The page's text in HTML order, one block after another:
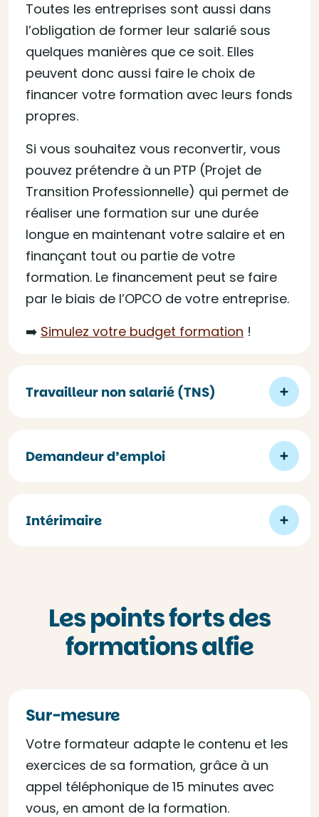
Toutes les entreprises sont aussi dans
l’obligation de former leur salarié sous
quelques manières que ce soit. Elles
peuvent donc aussi faire le choix de
financer votre formation avec leurs fonds
propres.
Si vous souhaitez vous reconvertir, vous
pouvez prétendre à un PTP (Projet de
Transition Professionnelle) qui permet de
réaliser une formation sur une durée
longue en maintenant votre salaire et en
finançant tout ou partie de votre
formation. Le financement peut se faire
par le biais de l’OPCO de votre entreprise.
➡️ Simulez votre budget formation !
Travailleur non salarié (TNS)
Demandeur d’emploi
Intérimaire
Les points forts des
formations alfie
Sur-mesure
Votre formateur adapte le contenu et les
exercices de sa formation, grâce à un
appel téléphonique de 15 minutes avec
vous, en amont de la formation.